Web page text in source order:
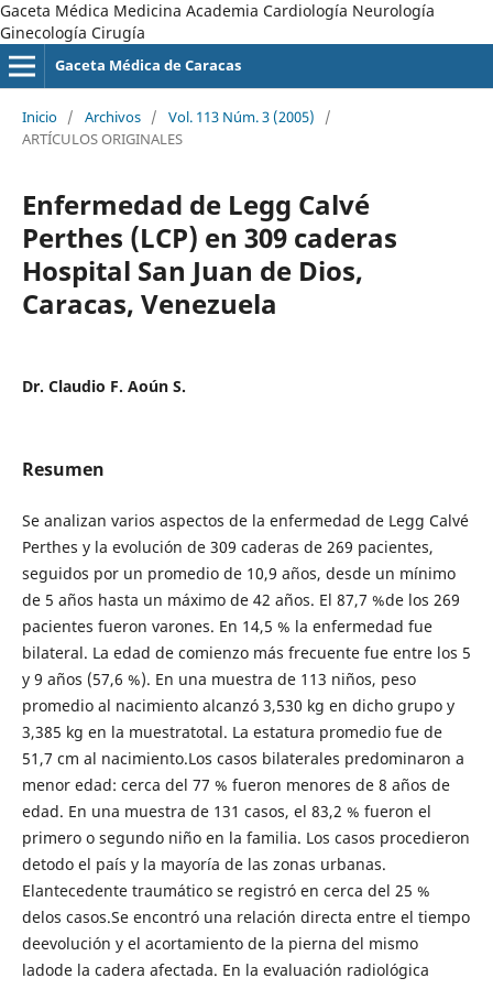
Gaceta Médica Medicina Academia Cardiología Neurología
Ginecología Cirugía
Gaceta Médica de Caracas
Inicio / Archivos / Vol. 113 Núm. 3 (2005)
/
ARTÍCULOS ORIGINALES
Enfermedad de Legg Calvé
Perthes (LCP) en 309 caderas
Hospital San Juan de Dios,
Caracas, Venezuela
Dr. Claudio F. Aoún S.
Resumen
Se analizan varios aspectos de la enfermedad de Legg Calvé
Perthes y la evolución de 309 caderas de 269 pacientes,
seguidos por un promedio de 10,9 años, desde un mínimo
de 5 años hasta un máximo de 42 años. El 87,7 %de los 269
pacientes fueron varones. En 14,5 % la enfermedad fue
bilateral. La edad de comienzo más frecuente fue entre los 5
y 9 años (57,6 %). En una muestra de 113 niños, peso
promedio al nacimiento alcanzó 3,530 kg en dicho grupo y
3,385 kg en la muestratotal. La estatura promedio fue de
51,7 cm al nacimiento.Los casos bilaterales predominaron a
menor edad: cerca del 77 % fueron menores de 8 años de
edad. En una muestra de 131 casos, el 83,2 % fueron el
primero o segundo niño en la familia. Los casos procedieron
detodo el país y la mayoría de las zonas urbanas.
Elantecedente traumático se registró en cerca del 25 %
delos casos.Se encontró una relación directa entre el tiempo
deevolución y el acortamiento de la pierna del mismo
ladode la cadera afectada. En la evaluación radiológica